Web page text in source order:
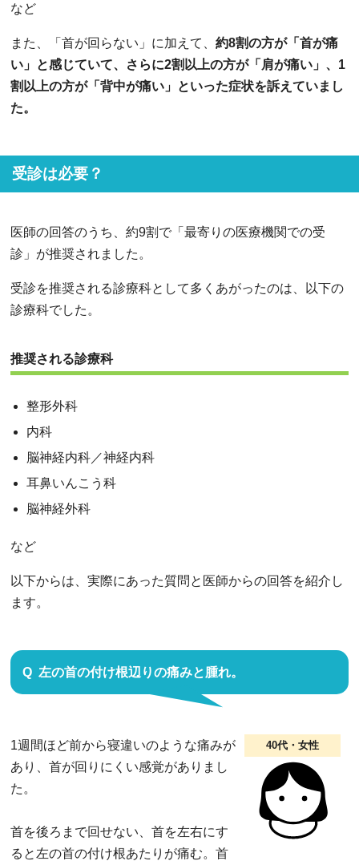
など
また、「首が回らない」に加えて、 約8割の方が「首が痛
い」と感じていて、さらに2割以上の方が「肩が痛い」、1
割以上の方が「背中が痛い」といった症状を訴えていまし
た。
受診は必要？
医師の回答のうち、約9割で「最寄りの医療機関での受
診」が推奨されました。
受診を推奨される診療科として多くあがったのは、以下の
診療科でした。
推奨される診療科
整形外科
内科
脳神経内科／神経内科
耳鼻いんこう科
脳神経外科
など
以下からは、実際にあった質問と医師からの回答を紹介し
ます。
左の首の付け根辺りの痛みと腫れ。
40代・女性
1週間ほど前から寝違いのような痛みが
あり、首が回りにくい感覚がありまし
た。
首を後ろまで回せない、首を左右にす
ると左の首の付け根あたりが痛む。首